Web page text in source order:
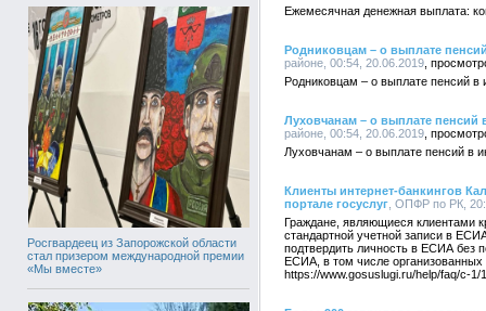
Росгвардеец из Запорожской области
стал призером международной премии
«Мы вместе»
Ежемесячная денежная выплата:
Родниковцам – о выплате
районе, 00:54, 20.06.2019
Родниковцам – о выплате пенсий в
Луховчанам – о выплате пенсий
районе, 00:54, 20.06.2019
Луховчанам – о выплате пенсий в
Клиенты интернет-банкингов
портале госуслуг , ОПФР по РК,
Граждане, являющиеся клиентами
стандартной учетной записи в
подтвердить личность в ЕСИА без
ЕСИА, в том числе
https://www.gosuslugi.ru/help/faq/c-1/